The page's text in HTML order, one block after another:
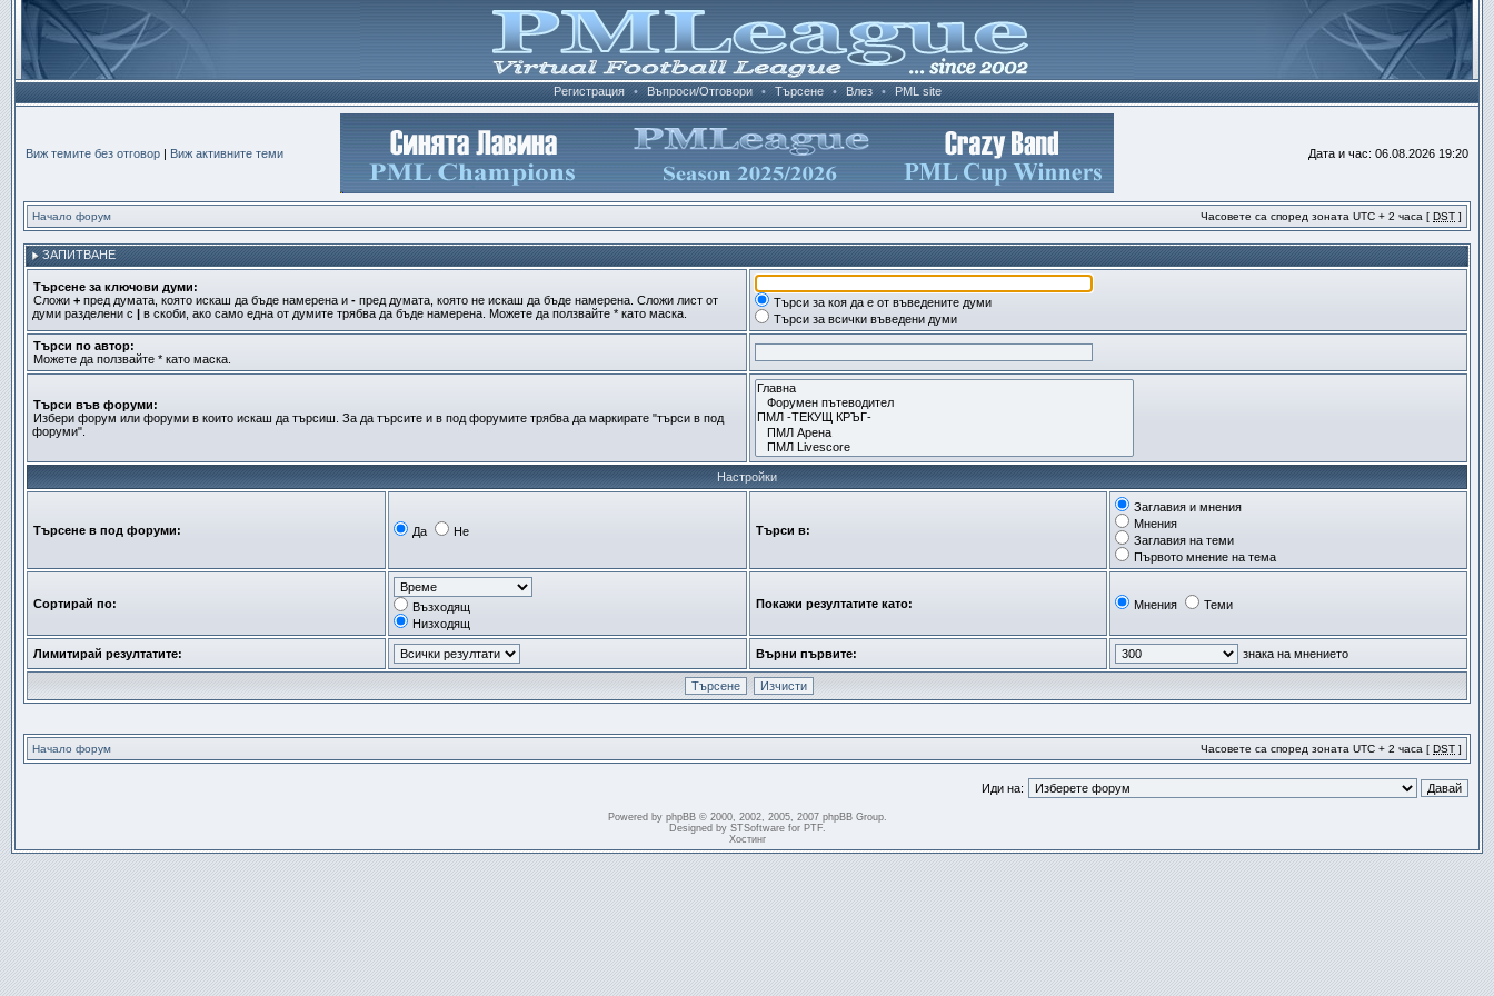
Регистрация • Въпроси/Отговори • Търсене • Влез • PML site
Виж темите без отговор | Виж активните теми Дата и час: 06.08.2026 19:20
Начало форум Часовете са според зоната UTC + 2 часа [ DST ]
ЗАПИТВАНЕ
Търсене за ключови думи:
Сложи + пред думата, която искаш да бъде намерена и - пред думата, която не искаш да бъде намерена. Сложи лист от
думи разделени с | в скоби, ако само една от думите трябва да бъде намерена. Можете да ползвайте * като маска.
Търси за коя да е от въведените думи
Търси за всички въведени думи
Търси по автор:
Можете да ползвайте * като маска.
Търси във форуми:
Избери форум или форуми в които искаш да търсиш. За да търсите и в под форумите трябва да маркирате "търси в под
форуми".
Настройки
Търсене в под форуми: Да Не Търси в:
Заглавия и мнения
Мнения
Заглавия на теми
Първото мнение на тема
Сортирай по:
Възходящ
Низходящ
Покажи резултатите като: Мнения Теми
Лимитирай резултатите: Върни първите: знака на мнението
Начало форум Часовете са според зоната UTC + 2 часа [ DST ]
Иди на:
Powered by phpBB© 2000, 2002, 2005, 2007 phpBB Group.
Designed by STSoftwarefor PTF.
Хостинг